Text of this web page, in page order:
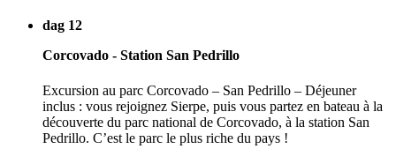
dag 12
Corcovado - Station San Pedrillo
Excursion au parc Corcovado – San Pedrillo – Déjeuner
inclus : vous rejoignez Sierpe, puis vous partez en bateau à la
découverte du parc national de Corcovado, à la station San
Pedrillo. C’est le parc le plus riche du pays !